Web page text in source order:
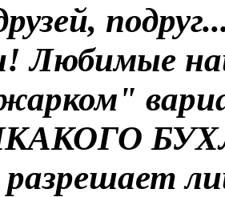
Любимые